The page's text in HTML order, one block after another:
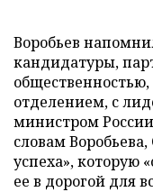
Воробьев
кандидатуры,
отделением, с
министром
словам
успеха», которую
ее в дорогой для